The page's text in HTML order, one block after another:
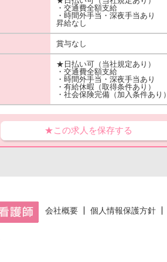
・交通費全額支給
・時間外手当・深夜手当あり
昇給なし
賞与なし
★日払い可（当社規定あり）
・交通費全額支給
・時間外手当・深夜手当あり
・有給休暇（取得条件あり）
・社会保険完備（加入条件あり）
★この求人を保存する
会社概要 個人情報保護方針